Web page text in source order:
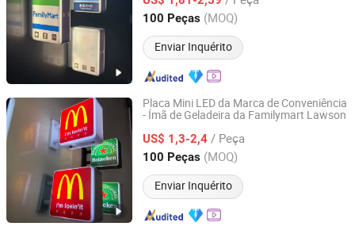
100 Peças (MOQ)
Enviar Inquérito
Guangdong, China Desde 2026
Placa Mini LED da Marca de Conveniência
- Ímã de Geladeira da Familymart Lawson
US$ 1,3-2,4 / Peça
100 Peças (MOQ)
Enviar Inquérito
Dongguan Shengshi Tangchao Electronics Co., Ltd
Guangdong, China Desde 2026